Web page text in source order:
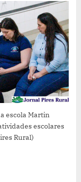
escola Martin
escolares
Rural)